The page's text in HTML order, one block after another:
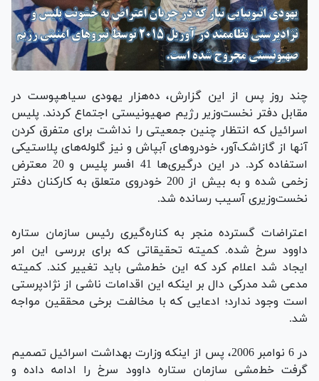
چند روز پس از این گزارش، ده‌هزار یهودی سیاهپوست در
مقابل دفتر نخست‌وزیر رژیم صهیونیستی اجتماع کردند. پلیس
اسرائیل که انتظار چنین جمعیتی را نداشت برای متفرق کردن
آنها از گازاشک‌آور، خودروهای آبپاش و نیز گلوله‌های پلاستیکی
استفاده کرد. در این درگیری‌ها 41 افسر پلیس و 20 معترض
زخمی شده و به بیش از 200 خودروی متعلق به کارکنان دفتر
نخست‌وزیری آسیب رسانده شد.
اعتراضات گسترده منجر به کناره‌گیری رئیس سازمان ستاره
داوود سرخ شده. کمیته تحقیقاتی که برای بررسی این امر
ایجاد شد اعلام کرد که این خط‌مشی باید تغییر کند. کمیته
مدعی شد مدرکی دال بر اینکه این اقدامات ناشی از نژادپرستی
است وجود ندارد؛ ادعایی که با مخالفت برخی محققین مواجه
شد.
در 6 نوامبر 2006،‌ پس از اینکه وزارت بهداشت اسرائیل تصمیم
گرفت خط‌مشی سازمان ستاره داوود سرخ را ادامه داده و